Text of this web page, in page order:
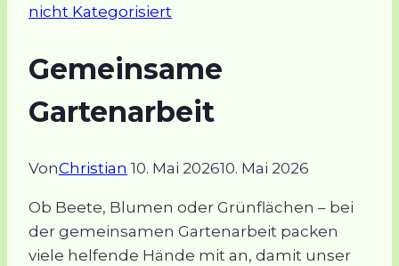
nicht Kategorisiert
Gemeinsame
Gartenarbeit
VonChristian 10. Mai 202610. Mai 2026
Ob Beete, Blumen oder Grünflächen – bei
der gemeinsamen Gartenarbeit packen
viele helfende Hände mit an, damit unser